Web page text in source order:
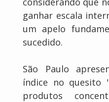
ganhar escala
um apelo
sucedido.
São Paulo
índice no quesito
produtos